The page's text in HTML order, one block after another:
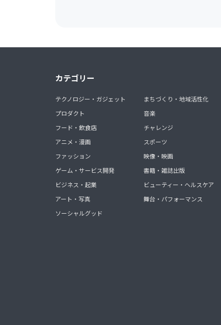
カテゴリー
テクノロジー・ガジェット
プロダクト
フード・飲食店
アニメ・漫画
ファッション
ゲーム・サービス開発
ビジネス・起業
アート・写真
ソーシャルグッド
まちづくり・地域活性化
音楽
チャレンジ
スポーツ
映像・映画
書籍・雑誌出版
ビューティー・ヘルスケア
舞台・パフォーマンス